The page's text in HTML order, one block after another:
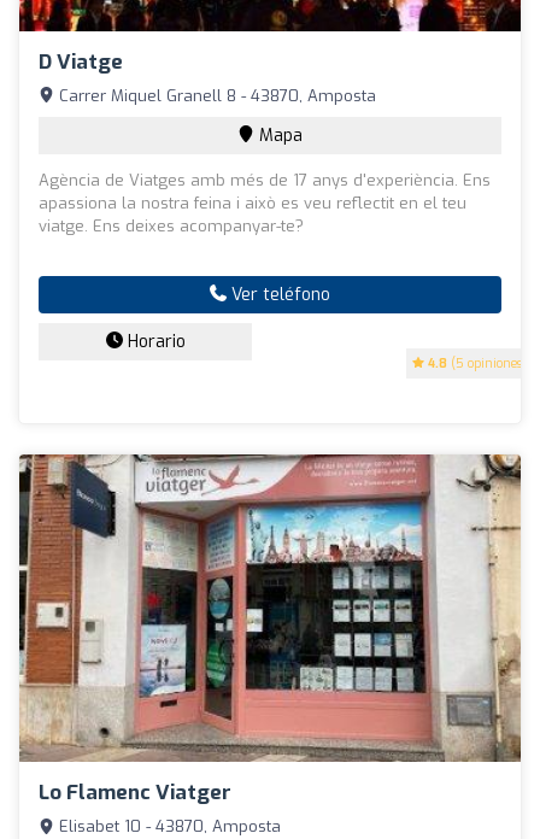
D Viatge
4.8 (5 opiniones)
Carrer Miquel Granell 8 - 43870, Amposta
Mapa
Agència de Viatges amb més de 17 anys d'experiència. Ens
apassiona la nostra feina i això es veu reflectit en el teu
viatge. Ens deixes acompanyar-te?
Ver teléfono
Horario
Lo Flamenc Viatger
Elisabet 10 - 43870, Amposta